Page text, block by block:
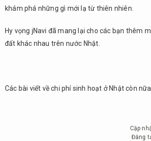
khám phá những gì mới lạ từ thiên nhiên.
Hy vọng jNavi đã mang lại cho các bạn thêm
đất khác nhau trên nước Nhật.
Các bài viết về chi phí sinh hoạt ở Nhật còn
Cập
Đăng